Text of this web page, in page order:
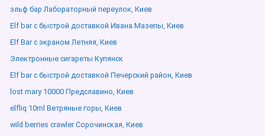
эльф бар Лабораторный переулок, Киев
Elf bar с быстрой доставкой Ивана Мазепы, Киев
Elf Bar с экраном Летняя, Киев
Электронные сигареты Купянск
Elf bar с быстрой доставкой Печерский район, Киев
lost mary 10000 Предславино, Киев
elfliq 10ml Ветряные горы, Киев
wild berries crawler Сорочинская, Киев